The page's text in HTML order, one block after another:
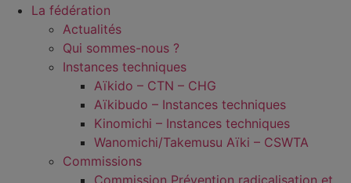
La fédération
Actualités
Qui sommes-nous ?
Instances techniques
Aïkido – CTN – CHG
Aïkibudo – Instances techniques
Kinomichi – Instances techniques
Wanomichi/Takemusu Aïki – CSWTA
Commissions
Commission Prévention radicalisation et